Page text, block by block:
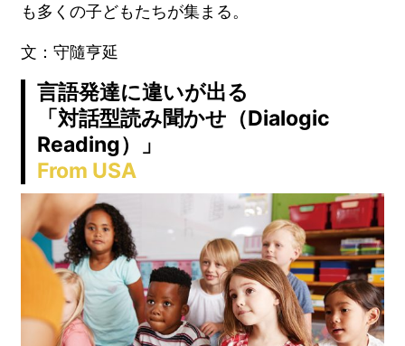
も多くの子どもたちが集まる。
文：守隨亨延
言語発達に違いが出る
「対話型読み聞かせ（Dialogic
Reading）」
From USA